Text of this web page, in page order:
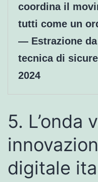
coordina il
tutti come un
— Estrazione
tecnica di
2024
5. L’onda
digitale